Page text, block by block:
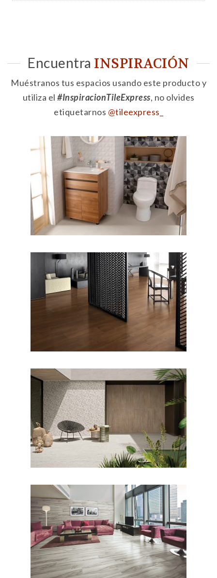
Encuentra INSPIRACIÓN
Muéstranos tus espacios usando este producto y
utiliza el #InspiracionTileExpress, no olvides
etiquetarnos @tileexpress_